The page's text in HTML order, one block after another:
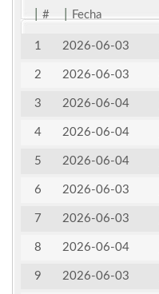
# Fecha
1 2026-06-03
2 2026-06-03
3 2026-06-04
4 2026-06-04
5 2026-06-04
6 2026-06-03
7 2026-06-03
8 2026-06-04
9 2026-06-03